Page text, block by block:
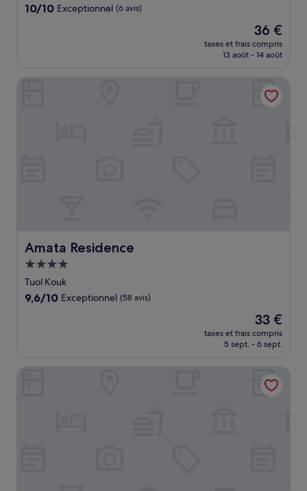
10.0
10/10 Exceptionnel (6 avis)
Le
nouveau
prix
de
36 €
36 €
taxes et frais compris
13 août - 14 août
Amata Residence
Amata Residence
Hébergement
4.0 étoiles
Tuol Kouk
9.6
9,6/10 Exceptionnel (58 avis)
Le
nouveau
prix
de
33 €
33 €
taxes et frais compris
5 sept. - 6 sept.